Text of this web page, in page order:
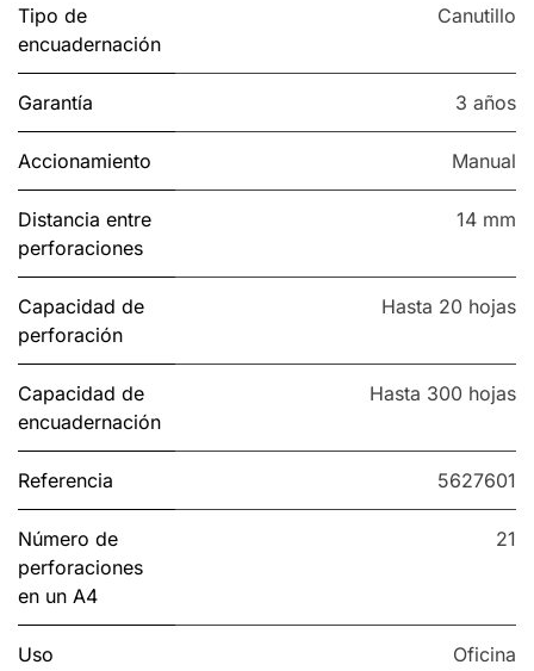
Tipo de
encuadernación
Canutillo
Garantía 3 años
Accionamiento Manual
Distancia entre
perforaciones
14 mm
Capacidad de
perforación
Hasta 20 hojas
Capacidad de
encuadernación
Hasta 300 hojas
Referencia 5627601
Número de
perforaciones
en un A4
21
Uso Oficina